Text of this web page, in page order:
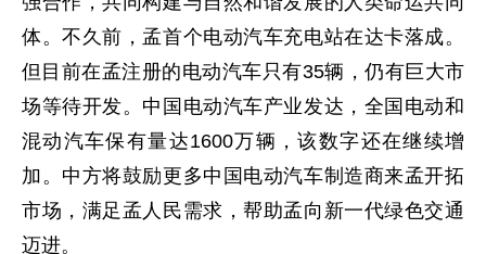
体。不久前，孟首个电动汽车充电站在达卡落成。
但目前在孟注册的电动汽车只有35辆，仍有巨大市
场等待开发。中国电动汽车产业发达，全国电动和
混动汽车保有量达1600万辆，该数字还在继续增
加。中方将鼓励更多中国电动汽车制造商来孟开拓
市场，满足孟人民需求，帮助孟向新一代绿色交通
迈进。